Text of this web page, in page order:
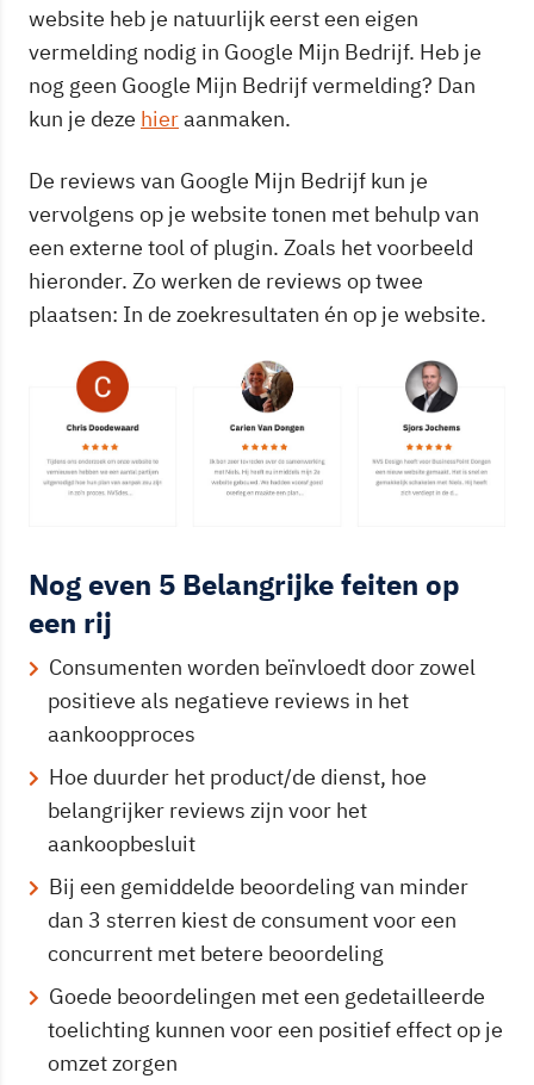
website heb je natuurlijk eerst een eigen
vermelding nodig in Google Mijn Bedrijf. Heb je
nog geen Google Mijn Bedrijf vermelding? Dan
kun je deze hieraanmaken.
De reviews van Google Mijn Bedrijf kun je
vervolgens op je website tonen met behulp van
een externe tool of plugin. Zoals het voorbeeld
hieronder. Zo werken de reviews op twee
plaatsen: In de zoekresultaten én op je website.
Nog even 5 Belangrijke feiten op
een rij
Consumenten worden beïnvloedt door zowel
positieve als negatieve reviews in het
aankoopproces
Hoe duurder het product/de dienst, hoe
belangrijker reviews zijn voor het
aankoopbesluit
Bij een gemiddelde beoordeling van minder
dan 3 sterren kiest de consument voor een
concurrent met betere beoordeling
Goede beoordelingen met een gedetailleerde
toelichting kunnen voor een positief effect op je
omzet zorgen